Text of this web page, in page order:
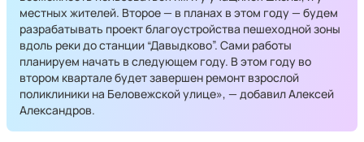
местных жителей. Второе — в планах в этом году — будем
разрабатывать проект благоустройства пешеходной зоны
вдоль реки до станции “Давыдково”. Сами работы
планируем начать в следующем году. В этом году во
втором квартале будет завершен ремонт взрослой
поликлиники на Беловежской улице», — добавил Алексей
Александров.